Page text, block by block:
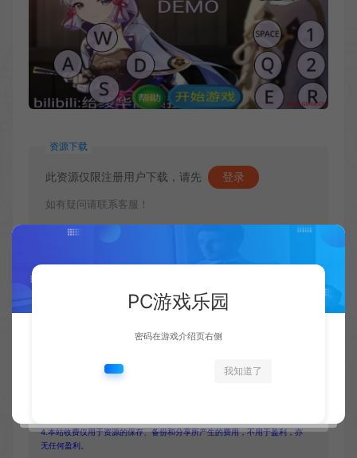
资源下载
此资源仅限注册用户下载，请先 登录
如有疑问请联系客服！
收藏 (0) 点赞 (
1.网站内所有文件均为网络共享资源，本站仅做打包整理。仅用于学习交
流，严禁商业用途，否则自行承担后果。
4.本站收费仅用于资源的保存、备份和分享所产生的费用，不用于盈利，亦
无任何盈利。
PC游戏乐园
密码在游戏介绍页右侧
我知道了